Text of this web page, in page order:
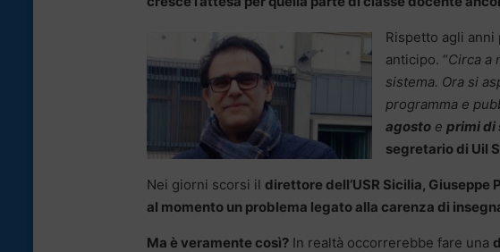
Rispetto agli anni
anticipo. “Circa a
sistema. Ora si
programma e
agosto e primi di
segretario di Uil
Nei giorni scorsi il direttore dell’USR Sicilia, Giuseppe
al momento un problema legato alla carenza di
Ma è veramente così? In realtà occorrerebbe fare una